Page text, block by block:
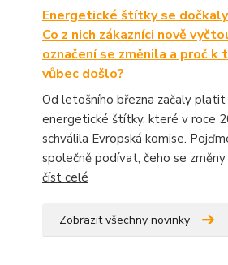
Energetické štítky se dočkaly
Co z nich zákazníci nově
označení se změnila a proč k
vůbec došlo?
Od letošního března začaly platit
energetické štítky, které v roce
schválila Evropská komise.
společně podívat, čeho se změny
číst celé
Zobrazit všechny novinky